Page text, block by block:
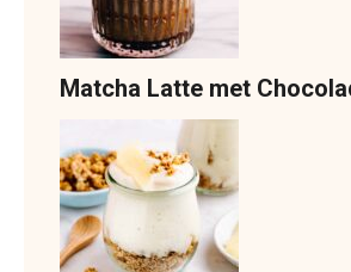
Matcha Latte met